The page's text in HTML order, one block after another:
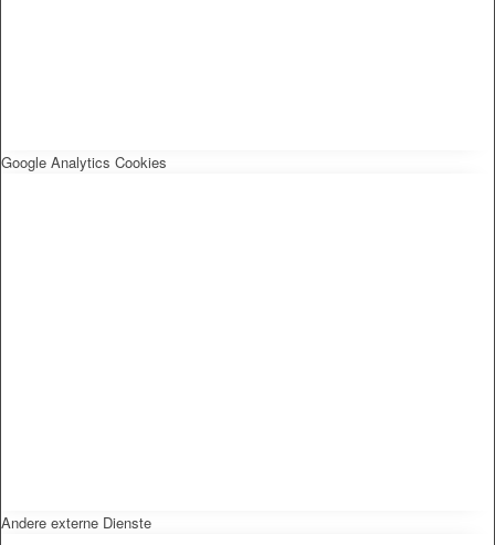
Google Analytics Cookies
Andere externe Dienste